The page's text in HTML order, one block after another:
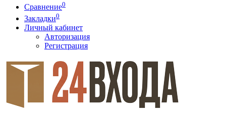
Сравнение0
Закладки0
Личный кабинет
Авторизация
Регистрация